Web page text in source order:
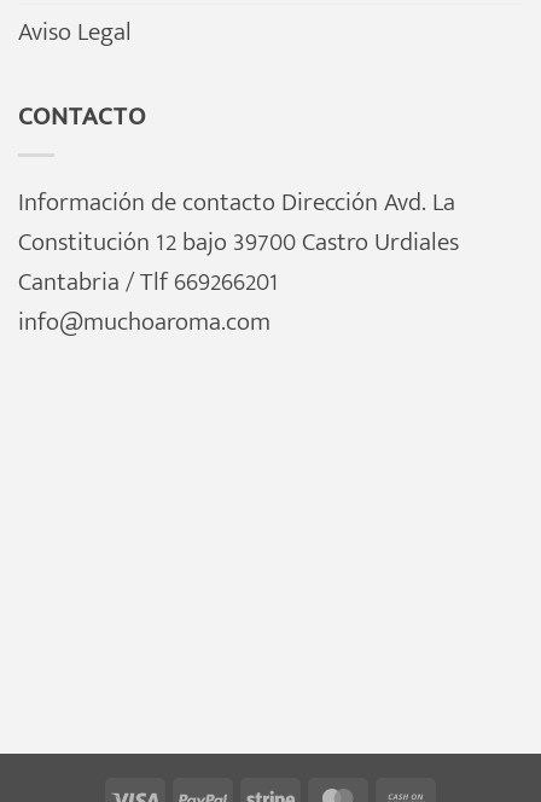
Aviso Legal
CONTACTO
Información de contacto Dirección Avd. La
Constitución 12 bajo 39700 Castro Urdiales
Cantabria / Tlf 669266201
info@muchoaroma.com